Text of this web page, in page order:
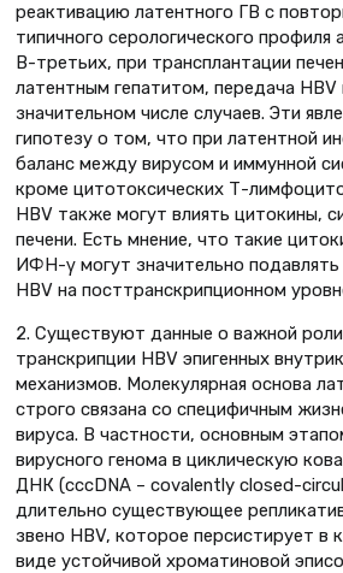
реактивацию латентного ГВ с
типичного серологического профиля
В-третьих, при трансплантации
латентным гепатитом, передача
значительном числе случаев. Эти
гипотезу о том, что при латентной
баланс между вирусом и иммунной
кроме цитотоксических Т-
HBV также могут влиять цитокины,
печени. Есть мнение, что такие
ИФН-γ могут значительно подавлять
HBV на посттранскрипционном
2. Существуют данные о важной роли
транскрипции HBV эпигенных
механизмов. Молекулярная основа
строго связана со специфичным
вируса. В частности, основным
вирусного генома в циклическую
ДНК (cccDNA – covalently closed-
длительно существующее
звено HBV, которое персистирует в
виде устойчивой хроматиновой